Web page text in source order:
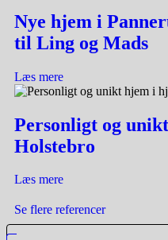
Nye hjem i
til Ling og Mads
Læs mere
Personligt og
Holstebro​
Læs mere
Se flere referencer